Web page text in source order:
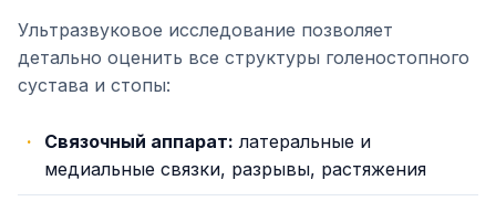
Ультразвуковое исследование позволяет
детально оценить все структуры голеностопного
сустава и стопы:
Связочный аппарат: латеральные и
медиальные связки, разрывы, растяжения